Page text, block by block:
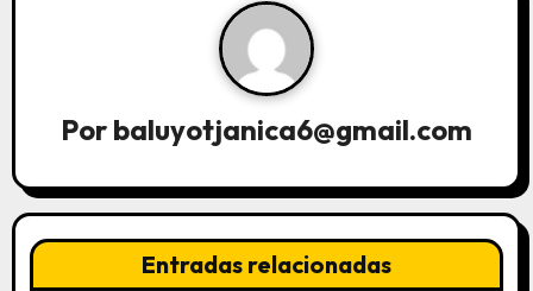
d
Por baluyotjanica6@gmail.com
Entradas relacionadas